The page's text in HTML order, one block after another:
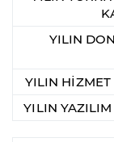
YILIN
YILIN HİZMET
YILIN